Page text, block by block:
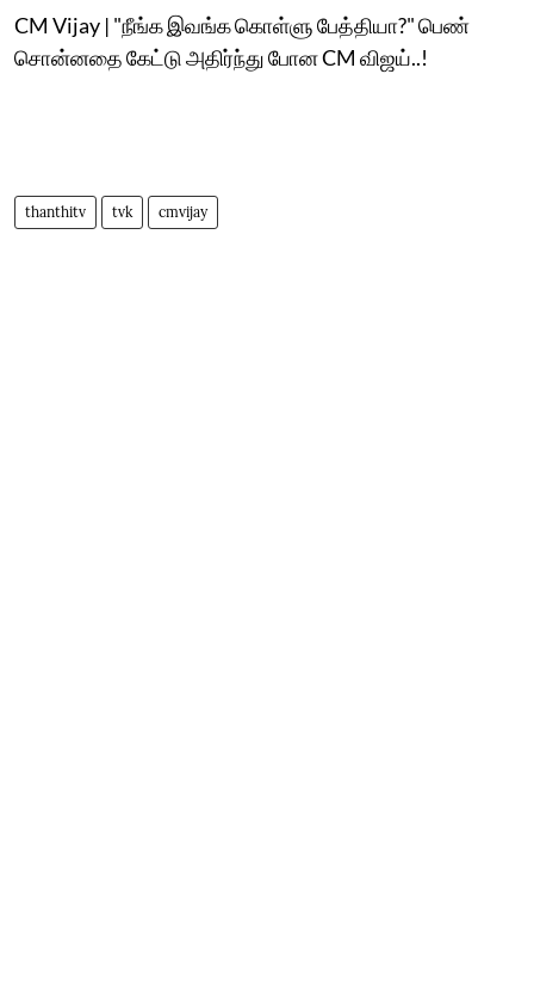
CM Vijay | "நீங்க இவங்க கொள்ளு பேத்தியா?" பெண்
சொன்னதை கேட்டு அதிர்ந்து போன CM விஜய்..!
thanthitv tvk cmvijay